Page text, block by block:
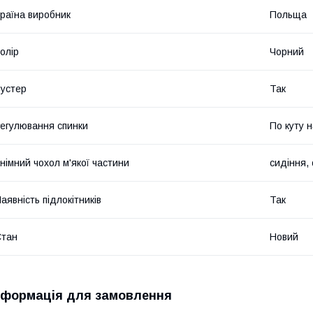
виробник Польща
Чорний
Так
спинки По куту
чохол м'якої частини сидіння,
підлокітників Так
Новий
для замовлення